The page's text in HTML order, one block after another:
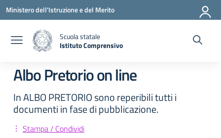
Vai ai contenuti
Vai al menu di navigazione
Vai al footer
Ministero dell'Istruzione e del Merito
Scuola statale
Istituto Comprensivo
Albo Pretorio on line
In ALBO PRETORIO sono reperibili tutti i
documenti in fase di pubblicazione.
Stampa / Condividi